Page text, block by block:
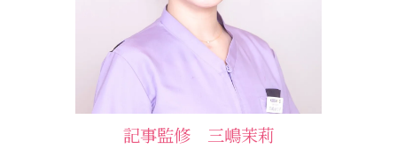
記事監修 三嶋茉莉